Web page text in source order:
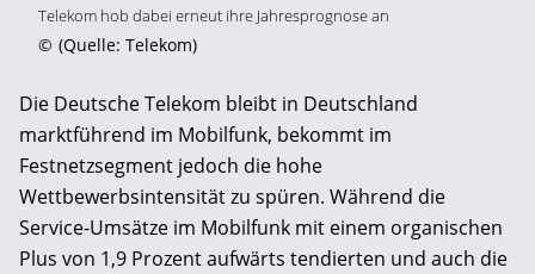
Telekom hob dabei erneut ihre Jahresprognose an
© (Quelle: Telekom)
Die Deutsche Telekom bleibt in Deutschland
marktführend im Mobilfunk, bekommt im
Festnetzsegment jedoch die hohe
Wettbewerbsintensität zu spüren. Während die
Service-Umsätze im Mobilfunk mit einem organischen
Plus von 1,9 Prozent aufwärts tendierten und auch die